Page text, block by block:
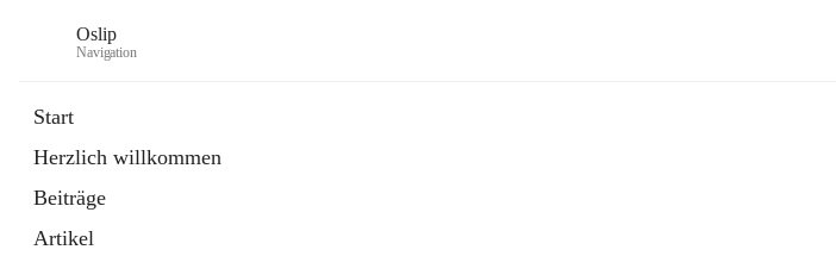
Oslip
Navigation
Start
Herzlich willkommen
Beiträge
Artikel